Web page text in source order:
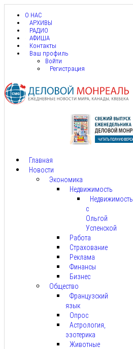
О НАС
АРХИВЫ
РАДИО
АФИША
Контакты
Ваш профиль
Войти
Регистрация
Главная
Новости
Экономика
Недвижимость
Недвижимость
с
Ольгой
Успенской
Работа
Страхование
Реклама
Финансы
Бизнес
Общество
Французский
язык
Опрос
Астрология,
эзотерика
Животные